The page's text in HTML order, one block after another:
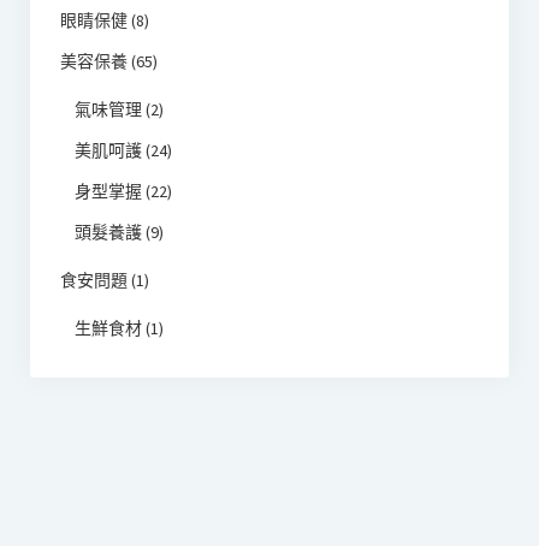
眼睛保健(8)
美容保養(65)
氣味管理 (2)
美肌呵護(24)
身型掌握 (22)
頭髮養護(9)
食安問題(1)
生鮮食材(1)